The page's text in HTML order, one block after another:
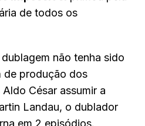
de todos os
não tenha sido
de produção dos
César assumir a
Landau, o dublador
em 2 episódios.